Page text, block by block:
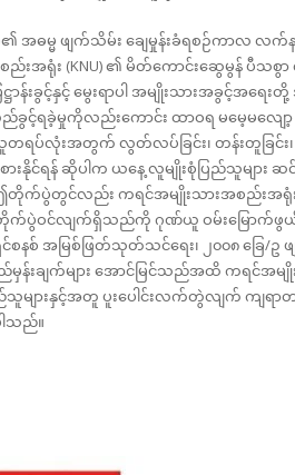
အဓမ္မ ဖျက်သိမ်း ချေမှုန်းခံရစဉ်ကာလ လ
းအရုံး (KNU) ၏ မိတ်ကောင်းဆွေမွန် ပီသစွ
ခွင့်နှင့် မွေးရာပါ အမျိုးသားအခွင့်အရေး
ခွင့်ရခဲ့မှုကိုလည်းကောင်း ထာဝရ မမေ့မလျေ
ရပ်လုံးအတွက် လွတ်လပ်ခြင်း၊ တန်းတူခြင်း၊
းနိုင်ရန် ဆိုပါက ယနေ့ လူမျိုးစုံပြည်သူများ
။ ဤတိုက်ပွဲတွင်လည်း ကရင်အမျိုးသားအစည်းအရုံ
က်ပွဲဝင်လျက်ရှိသည်ကို ဂုဏ်ယူ ဝမ်းမြောက်ဖွယ်
အမြစ်ဖြတ်သုတ်သင်ရေး၊ ၂၀၀၈ ခြေ/ဥ
ချက်များ အောင်မြင်သည်အထိ ကရင်အမျို
ည်သူများနှင့်အတူ ပူးပေါင်းလက်တွဲလျက် ကျရ
ါသည်။